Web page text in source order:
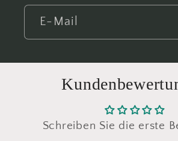
E-Mail
Schreiben Sie die erste